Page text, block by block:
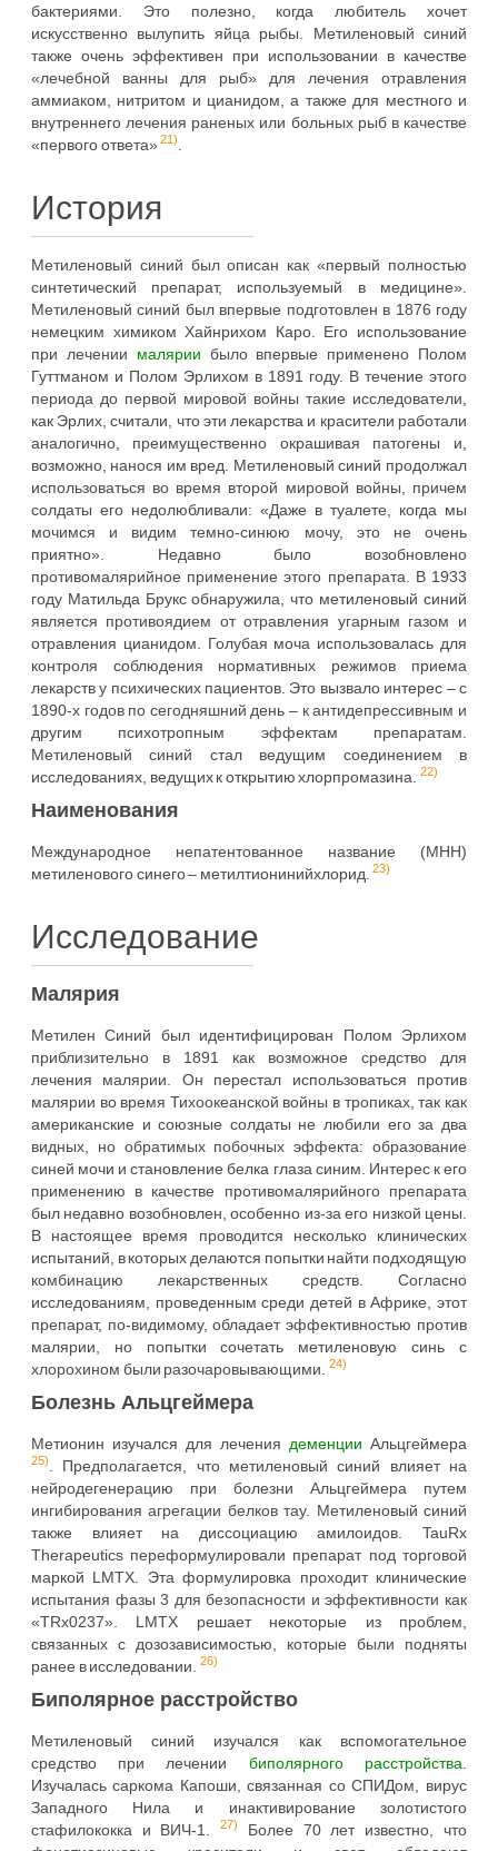
бактериями. Это полезно, когда любитель хочет
искусственно вылупить яйца рыбы. Метиленовый синий
также очень эффективен при использовании в качестве
«лечебной ванны для рыб» для лечения отравления
аммиаком, нитритом и цианидом, а также для местного и
внутреннего лечения раненых или больных рыб в качестве
«первого ответа»21)
История
Метиленовый синий был описан как «первый полностью
синтетический препарат, используемый в медицине».
Метиленовый синий был впервые подготовлен в 1876 году
немецким химиком Хайнрихом Каро. Его использование
при лечении малярии было впервые применено Полом
Гуттманом и Полом Эрлихом в 1891 году. В течение этого
периода до первой мировой войны такие исследователи,
как Эрлих, считали, что эти лекарства и красители работали
аналогично, преимущественно окрашивая патогены и,
возможно, нанося им вред. Метиленовый синий продолжал
использоваться во время второй мировой войны, причем
солдаты его недолюбливали: «Даже в туалете, когда мы
мочимся и видим темно-синюю мочу, это не очень
приятно». Недавно было возобновлено
противомалярийное применение этого препарата. В 1933
году Матильда Брукс обнаружила, что метиленовый синий
является противоядием от отравления угарным газом и
отравления цианидом. Голубая моча использовалась для
контроля соблюдения нормативных режимов приема
лекарств у психических пациентов. Это вызвало интерес – с
1890-х годов по сегодняшний день – к антидепрессивным и
другим психотропным эффектам препаратам.
Метиленовый синий стал ведущим соединением в
исследованиях, ведущих к открытию хлорпромазина.
22)
Наименования
Международное непатентованное название (МНН)
метиленового синего – метилтионинийхлорид.23)
Исследование
Малярия
Метилен Синий был идентифицирован Полом Эрлихом
приблизительно в 1891 как возможное средство для
лечения малярии. Он перестал использоваться против
малярии во время Тихоокеанской войны в тропиках, так как
американские и союзные солдаты не любили его за два
видных, но обратимых побочных эффекта: образование
синей мочи и становление белка глаза синим. Интерес к его
применению в качестве противомалярийного препарата
был недавно возобновлен, особенно из-за его низкой цены.
В настоящее время проводится несколько клинических
испытаний, в которых делаются попытки найти подходящую
комбинацию лекарственных средств. Согласно
исследованиям, проведенным среди детей в Африке, этот
препарат, по-видимому, обладает эффективностью против
малярии, но попытки сочетать метиленовую синь с
хлорохином были разочаровывающими.
24)
Болезнь Альцгеймера
Метионин изучался для лечения деменции Альцгеймера
25)
. Предполагается, что метиленовый синий влияет на
нейродегенерацию при болезни Альцгеймера путем
ингибирования агрегации белков тау. Метиленовый синий
также влияет на диссоциацию амилоидов. TauRx
Therapeutics переформулировали препарат под торговой
маркой LMTX. Эта формулировка проходит клинические
испытания фазы 3 для безопасности и эффективности как
«TRx0237». LMTX решает некоторые из проблем,
связанных с дозозависимостью, которые были подняты
ранее в исследовании.
26)
Биполярное расстройство
Метиленовый синий изучался как вспомогательное
средство при лечении биполярного расстройства
Изучалась саркома Капоши, связанная со СПИДом, вирус
Западного Нила и инактивирование золотистого
стафилококка и ВИЧ-1.27)
Более 70 лет известно, что